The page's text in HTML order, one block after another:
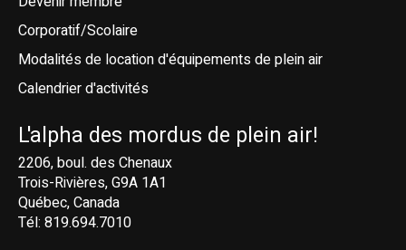
Corporatif/Scolaire
Modalités de location d'équipements de plein air
Calendrier d'activités
L'alpha des mordus de plein air!
2206, boul. des Chenaux
Trois-Rivières, G9A 1A1
Québec, Canada
Tél: 819.694.7010